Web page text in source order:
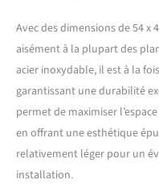
Avec des dimensions de 54 x
aisément à la plupart des
acier inoxydable, il est à la
garantissant une durabilité
permet de maximiser
en offrant une esthétique
relativement léger pour un
installation.